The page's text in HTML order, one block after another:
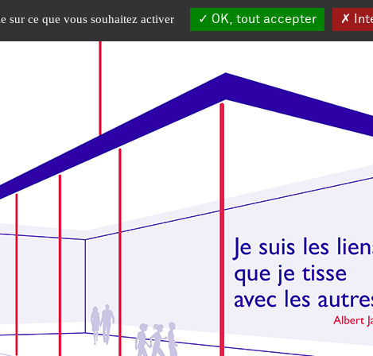
sur ce que vous souhaitez activer OK, tout accepter